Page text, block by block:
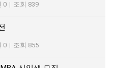
0 | 조회 839
0 | 조회 855